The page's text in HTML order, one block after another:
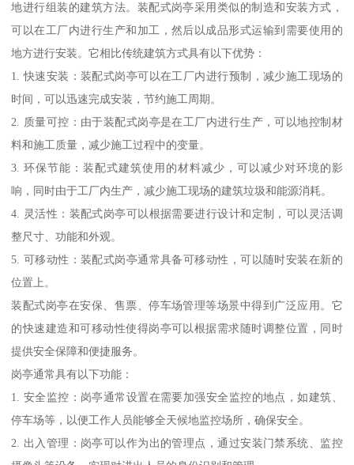
地进行组装的建筑方法。装配式岗亭采用类似的制造和安装方式，
可以在工厂内进行生产和加工，然后以成品形式运输到需要使用的
地方进行安装。它相比传统建筑方式具有以下优势：
1. 快速安装：装配式岗亭可以在工厂内进行预制，减少施工现场的
时间，可以迅速完成安装，节约施工周期。
2. 质量可控：由于装配式岗亭是在工厂内进行生产，可以地控制材
料和施工质量，减少施工过程中的变量。
3. 环保节能：装配式建筑使用的材料减少，可以减少对环境的影
响，同时由于工厂内生产，减少施工现场的建筑垃圾和能源消耗。
4. 灵活性：装配式岗亭可以根据需要进行设计和定制，可以灵活调
整尺寸、功能和外观。
5. 可移动性：装配式岗亭通常具备可移动性，可以随时安装在新的
位置上。
装配式岗亭在安保、售票、停车场管理等场景中得到广泛应用。它
的快速建造和可移动性使得岗亭可以根据需求随时调整位置，同时
提供安全保障和便捷服务。
岗亭通常具有以下功能：
1. 安全监控：岗亭通常设置在需要加强安全监控的地点，如建筑、
停车场等，以便工作人员能够全天候地监控场所，确保安全。
2. 出入管理：岗亭可以作为出的管理点，通过安装门禁系统、监控